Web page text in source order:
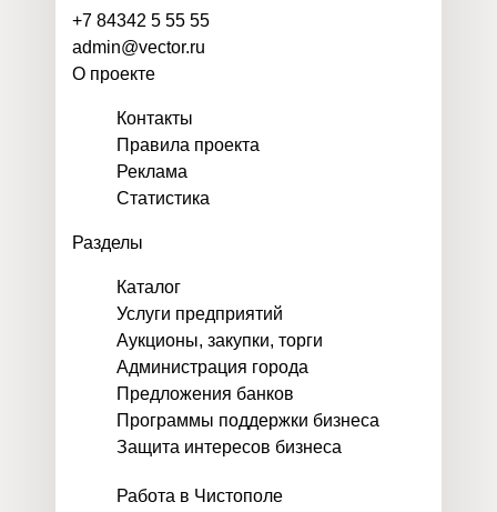
+7 84342 5 55 55
admin@vector.ru
О проекте
Контакты
Правила проекта
Реклама
Статистика
Разделы
Каталог
Услуги предприятий
Аукционы, закупки, торги
Администрация города
Предложения банков
Программы поддержки бизнеса
Защита интересов бизнеса
Работа в Чистополе